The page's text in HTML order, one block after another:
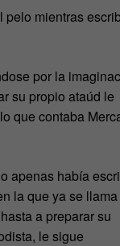
pelo mientras
por la
su propio ataúd le
que contaba
apenas había
la que ya se llama
a preparar su
le sigue